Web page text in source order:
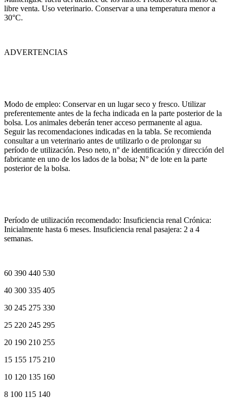
libre venta. Uso veterinario. Conservar a una temperatura menor a
30°C.
ADVERTENCIAS
Modo de empleo: Conservar en un lugar seco y fresco. Utilizar
preferentemente antes de la fecha indicada en la parte posterior de la
bolsa. Los animales deberán tener acceso permanente al agua.
Seguir las recomendaciones indicadas en la tabla. Se recomienda
consultar a un veterinario antes de utilizarlo o de prolongar su
período de utilización. Peso neto, n° de identificación y dirección del
fabricante en uno de los lados de la bolsa; N° de lote en la parte
posterior de la bolsa.
Período de utilización recomendado: Insuficiencia renal Crónica:
Inicialmente hasta 6 meses. Insuficiencia renal pasajera: 2 a 4
semanas.
60 390 440 530
40 300 335 405
30 245 275 330
25 220 245 295
20 190 210 255
15 155 175 210
10 120 135 160
8 100 115 140